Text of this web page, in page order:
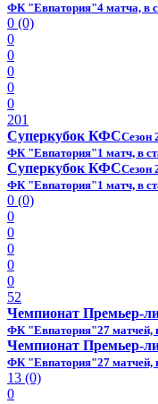
ФК "Евпатория"4 матча, в
0 (0)
0
0
0
0
0
201
Суперкубок КФССезон
ФК "Евпатория"1 матч, в
Суперкубок КФССезон
ФК "Евпатория"1 матч, в
0 (0)
0
0
0
0
0
52
Чемпионат Премьер-
ФК "Евпатория"27 матчей,
Чемпионат Премьер-
ФК "Евпатория"27 матчей,
13 (0)
0